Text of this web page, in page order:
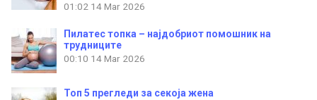
01:02 14 Mar 2026
Пилатес топка – најдобриот помошник на
трудниците
00:10 14 Mar 2026
Топ 5 прегледи за секоја жена